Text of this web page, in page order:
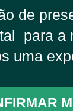
de
para a
uma